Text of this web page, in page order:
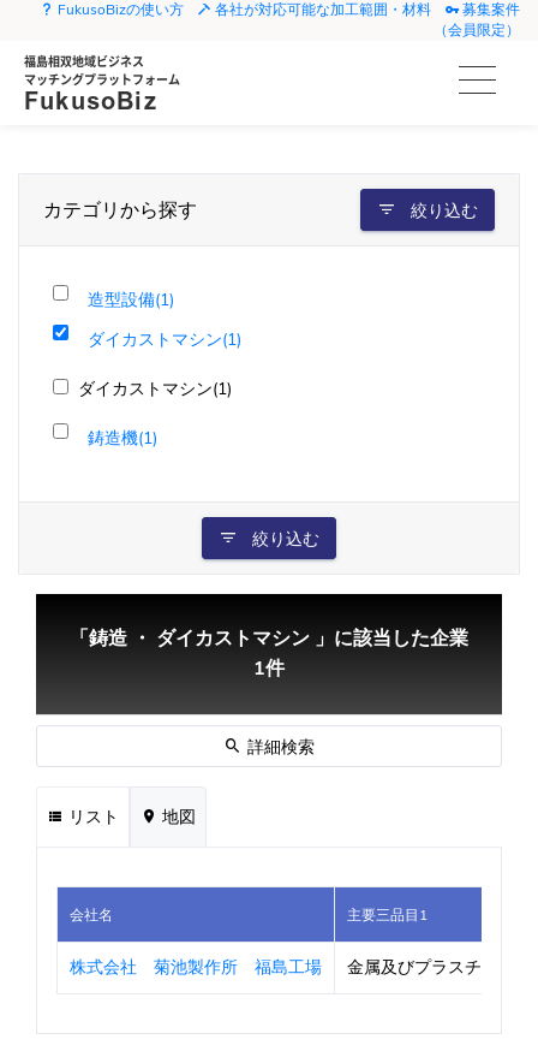
FukusoBizの使い方 各社が対応可能な加工範囲・材料
募集案件
（会員限定）
福島相双地域ビジネス
マッチングプラットフォーム
FukusoBiz
カテゴリから探す 絞り込む
造型設備(1)
ダイカストマシン(1)
ダイカストマシン(1)
鋳造機(1)
絞り込む
「鋳造 ・ ダイカストマシン 」に該当した企業
1件
詳細検索
リスト 地図
会社名 主要三品目1
株式会社 菊池製作所 福島工場 金属及びプラスチック製